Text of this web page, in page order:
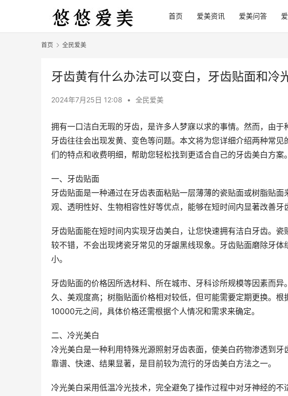
首页 爱美资讯 爱美问答
首页 全民爱美
牙齿黄有什么办法可以变白，牙齿贴面和冷
2024年7月25日 12:08 • 全民爱美
拥有一口洁白无瑕的牙齿，是许多人梦寐以求的事情。然而，由于
牙齿往往会出现发黄、变色等问题。本文将为您详细介绍两种常
们的特点和收费明细，帮助您轻松找到更适合自己的牙齿美白方案。
一、牙齿贴面
牙齿贴面是一种通过在牙齿表面粘贴一层薄薄的瓷贴面或树脂贴
观、透明性好、生物相容性好等优点，能够在短时间内显著改善牙
牙齿贴面能在短时间内实现牙齿美白，让您快速拥有洁白牙齿。
较不错，不会出现烤瓷牙常见的牙龈黑线现象。牙齿贴面磨除牙
小。
牙齿贴面的价格因所选材料、所在城市、牙科诊所规模等因素而
久、美观度高；树脂贴面价格相对较低，但可能需要定期更换。
10000元之间，具体价格还需根据个人情况和需求来确定。
二、冷光美白
冷光美白是一种利用特殊光源照射牙齿表面，使美白药物渗透到
靠谱、快速、结果显著，是目前较为流行的牙齿美白方法之一。
冷光美白采用低温冷光技术，完全避免了操作过程中对牙神经的